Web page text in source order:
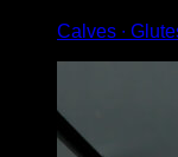
Calves ∙